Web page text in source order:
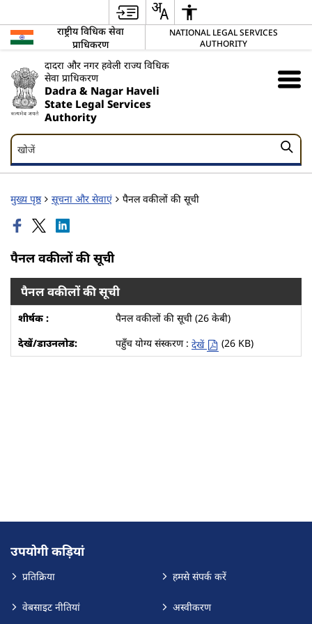
राष्ट्रीय विधिक सेवा
प्राधिकरण
NATIONAL LEGAL SERVICES
AUTHORITY
दादरा और नगर हवेली राज्य विधिक
सेवा प्राधिकरण
Dadra & Nagar Haveli
State Legal Services
Authority
खोजें
खोजें
मुख्य पृष्ठ सूचना और सेवाएं पैनल वकीलों की सूची
पैनल वकीलों की सूची
पैनल वकीलों की सूची
पैनल वकीलों की सूची (26 केबी)
पहुँच योग्य संस्करण : देखें (26 KB)
उपयोगी कड़ियां
प्रतिक्रिया
वेबसाइट नीतियां
हमसे संपर्क करें
अस्वीकरण